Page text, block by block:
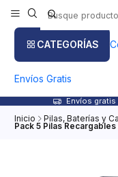
CATEGORÍAS
Envíos Gratis
Envíos
Inicio Pilas, Baterías y
Pack 5 Pilas